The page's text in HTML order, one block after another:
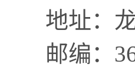
地址：
邮编：